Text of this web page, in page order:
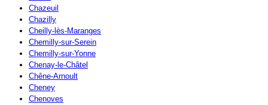
Chazeuil
Chazilly
Cheilly-lès-Maranges
Chemilly-sur-Serein
Chemilly-sur-Yonne
Chenay-le-Châtel
Chêne-Arnoult
Cheney
Chenoves